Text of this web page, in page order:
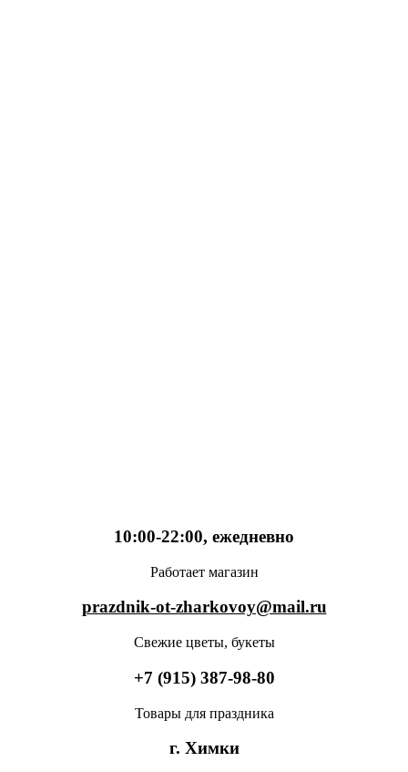
10:00-22:00, ежедневно
Работает магазин
prazdnik-ot-zharkovoy@mail.ru
Свежие цветы, букеты
+7 (915) 387-98-80
Товары для праздника
г. Химки